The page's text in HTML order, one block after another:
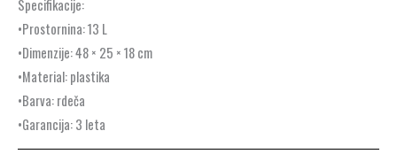
Specifikacije:
•Prostornina: 13 L
•Dimenzije: 48 × 25 × 18 cm
•Material: plastika
•Barva: rdeča
•Garancija: 3 leta